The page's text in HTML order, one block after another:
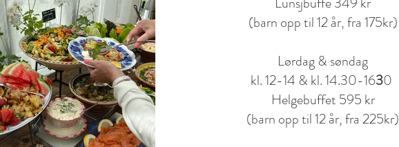
(barn opp til 12 år, fra 175kr)
Lørdag & søndag
kl. 12-14 & kl. 14.30-1630
Helgebuffet 595 kr
(barn opp til 12 år, fra 225kr)